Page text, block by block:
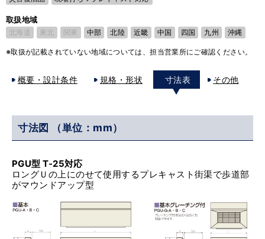
取扱地域
北海道 東北 関東 中部 北陸 近畿 中国 四国 九州 沖縄
※取扱が記載されていない地域については、担当営業所にご確認ください。
概要・設計条件 規格・形状 寸法表 その他
寸法図 （単位：mm）
PGU型 T-25対応
ロングＵの上にのせて使用するプレキャスト街渠で歩道部
がマウンドアップ型